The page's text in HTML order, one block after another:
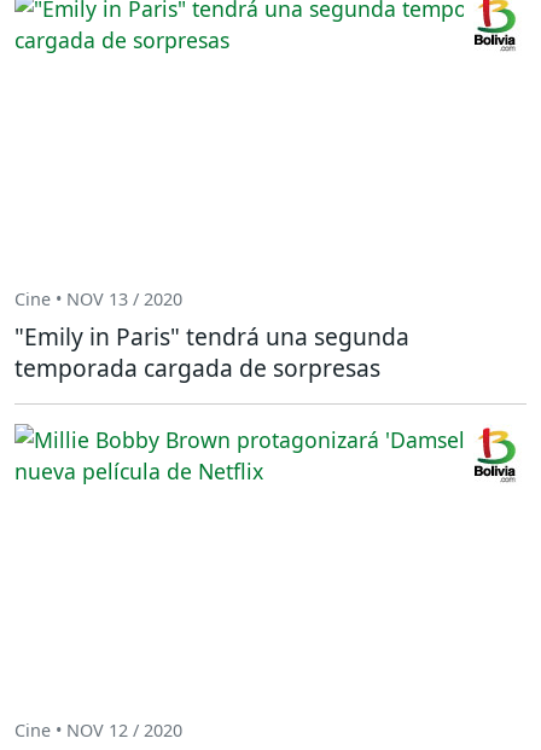
Cine • NOV 13 / 2020
"Emily in Paris" tendrá una segunda
temporada cargada de sorpresas
Cine • NOV 12 / 2020